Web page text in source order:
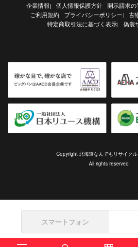
企業情報| 個人情報保護方針 開示請求
ご利用規約 プライバシーポリシー|
古
特定商取引法に基づく表示| 偽装
Copyright 北海道なんでもリサイク
All rights reserved
スマートフォン